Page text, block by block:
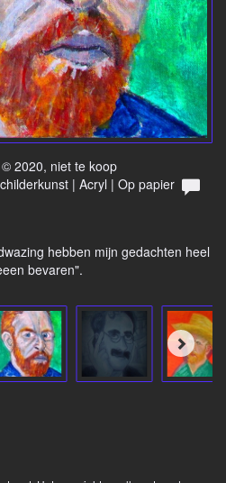
2020, niet te koop
| Acryl | Op papier
hebben mijn gedachten heel
bevaren".